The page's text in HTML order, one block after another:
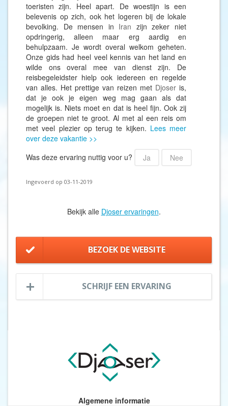
toeristen zijn. Heel apart. De woestijn is een
belevenis op zich, ook het logeren bij de lokale
bevolking. De mensen in Iran zijn zeker niet
opdringerig, alleen maar erg aardig en
behulpzaam. Je wordt overal welkom geheten.
Onze gids had heel veel kennis van het land en
wilde ons overal mee van dienst zijn. De
reisbegeleidster hielp ook iedereen en regelde
van alles. Het prettige van reizen met Djoser is,
dat je ook je eigen weg mag gaan als dat
mogelijk is. Niets moet en dat is heel fijn. Ook zij
de groepen niet te groot. Al met al een reis om
met veel plezier op terug te kijken. Lees meer
over deze vakantie >>
Was deze ervaring nuttig voor u?
Ja Nee
Ingevoerd op 03-11-2019
Bekijk alle Djoser ervaringen.
BEZOEK DE WEBSITE
SCHRIJF EEN ERVARING
Algemene informatie